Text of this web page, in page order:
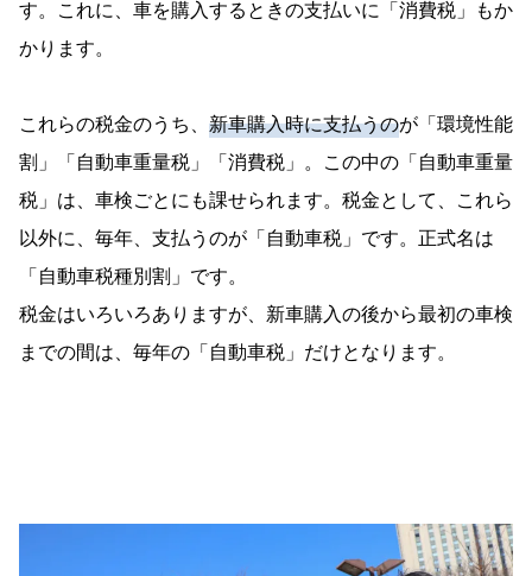
す。これに、車を購入するときの支払いに「消費税」もか
かります。
これらの税金のうち、 新車購入時に支払うのが「環境性能
割」「自動車重量税」「消費税」。この中の「自動車重量
税」は、車検ごとにも課せられます。税金として、これら
以外に、毎年、支払うのが「自動車税」です。正式名は
「自動車税種別割」です。
税金はいろいろありますが、新車購入の後から最初の車検
までの間は、毎年の「自動車税」だけとなります。